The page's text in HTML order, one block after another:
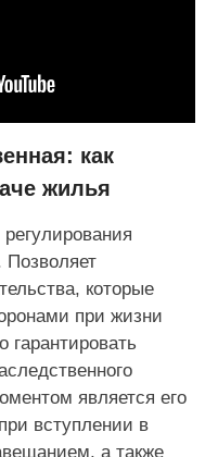
как
жилья
которые
при жизни
гарантировать
является его
вступлении в
а также